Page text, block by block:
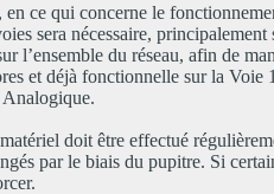
ce qui concerne le
sera nécessaire, principalement
l’ensemble du réseau, afin de
et déjà fonctionnelle sur la Voie
doit être effectué
par le biais du pupitre. Si